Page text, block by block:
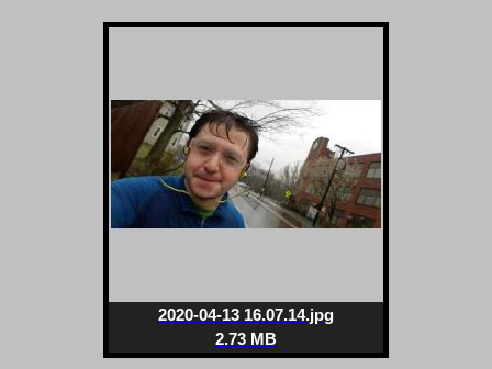
2020-04-13 16.07.14.jpg
2.73 MB